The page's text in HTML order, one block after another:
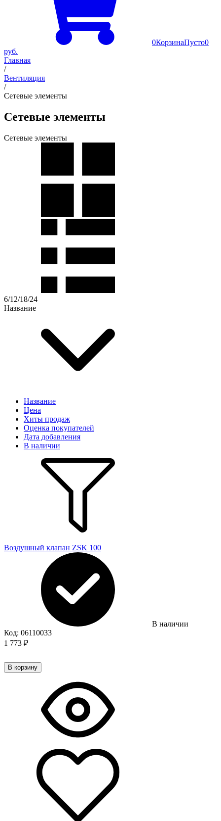
0КорзинаПусто0
руб.
Главная
/
Вентиляция
/
Сетевые элементы
Сетевые элементы
Сетевые элементы
6/12/18/24
Название
Название
Цена
Хиты продаж
Оценка покупателей
Дата добавления
В наличии
Воздушный клапан ZSK 100
В наличии
Код: 06110033
1 773 ₽
В корзину